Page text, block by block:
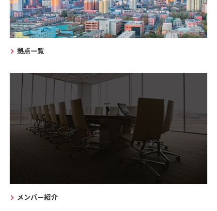
拠点一覧
メンバー紹介